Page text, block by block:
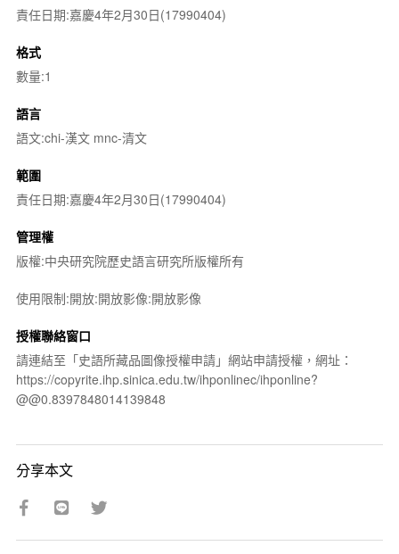
責任日期:嘉慶4年2月30日(17990404)
格式
數量:1
語言
語文:chi-漢文 mnc-清文
範圍
責任日期:嘉慶4年2月30日(17990404)
管理權
版權:中央研究院歷史語言研究所版權所有
使用限制:開放:開放影像:開放影像
授權聯絡窗口
請連結至「史語所藏品圖像授權申請」網站申請授權，網址：
https://copyrite.ihp.sinica.edu.tw/ihponlinec/ihponline?
@@0.8397848014139848
分享本文